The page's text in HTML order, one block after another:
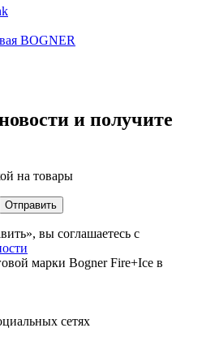
BOGNER
и получите
на товары
вы соглашаетесь с
марки Bogner Fire+Ice в
сетях